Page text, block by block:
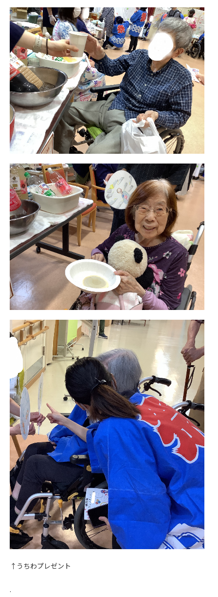
↑うちわプレゼント
.